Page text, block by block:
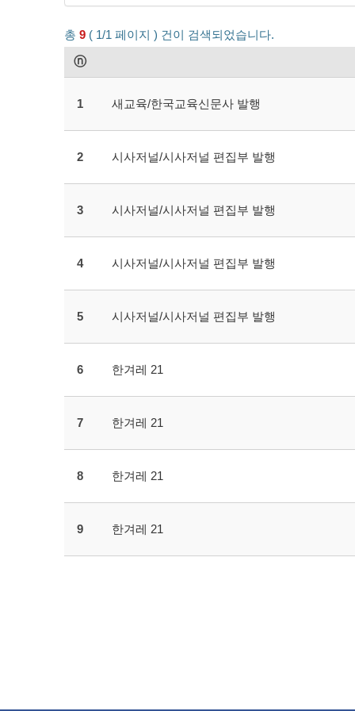
총 9( 1/1 페이지 ) 건이 검색되었습니다.
ⓝ
1 새교육/한국교육신문사 발행
2 시사저널/시사저널 편집부 발행
3 시사저널/시사저널 편집부 발행
4 시사저널/시사저널 편집부 발행
5 시사저널/시사저널 편집부 발행
6 한겨레 21
7 한겨레 21
8 한겨레 21
9 한겨레 21